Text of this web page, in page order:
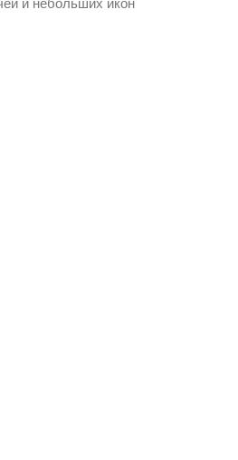
и небольших икон